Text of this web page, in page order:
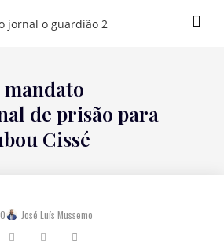
de prisão para
Cissé
José Luís Mussemo